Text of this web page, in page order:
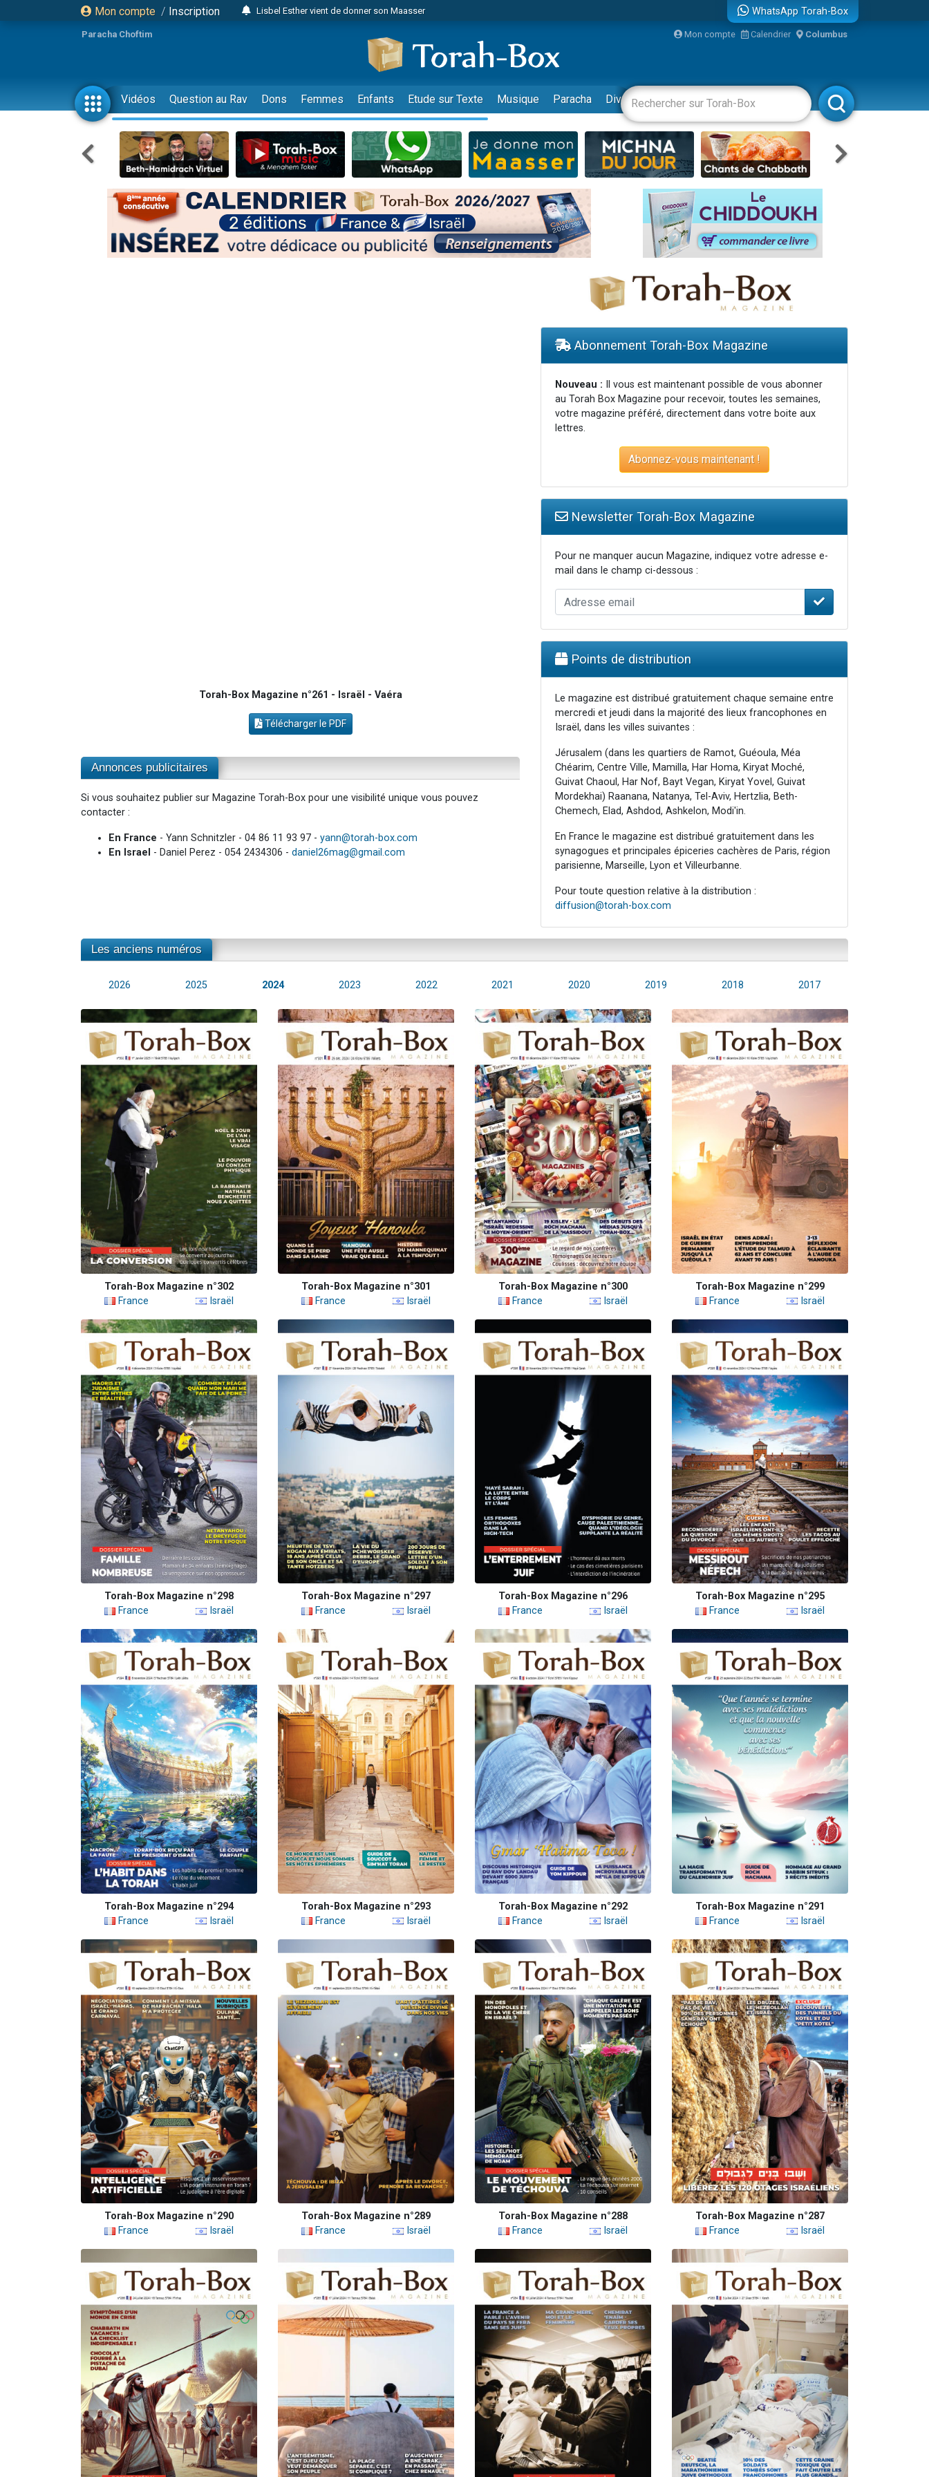
Mon compte / Inscription
Lisbel Esther vient de donner son Maasser
2 personnes viennent de faire un don pour Tsédaka : pauvres d'Israel
3 personnes viennent de nous rejoindre sur WhatsApp
11 personnes viennent de demander une bénédiction
3 personnes viennent de faire un don pour Diane, 80 ans, dans un appartement insalubre
Il reste 49 places pour étudier en groupe sur Zoom
2 personnes viennent de nous rejoindre sur WhatsApp
29 personnes viennent de demander une bénédiction
Il reste 49 places pour étudier en groupe sur Zoom
2 personnes viennent de nous rejoindre sur WhatsApp
6 personnes viennent de nous rejoindre sur WhatsApp
4 personnes viennent de faire un don pour Reloger Rivka, 6 enfants, victime de violences...
2 personnes viennent de faire un don pour 1 Journée de Vacances Pour les Enfants
WhatsApp Torah-Box
Paracha Choftim Mon compte Calendrier Columbus
Vidéos Question au Rav Dons Femmes Enfants Etude sur Texte Musique Paracha Divertissements Livres Rabbanim
Torah-Box Magazine n°261 - Israël - Vaéra
Télécharger le PDF
Annonces publicitaires
Si vous souhaitez publier sur Magazine Torah-Box pour une visibilité unique vous pouvez
contacter :
En France - Yann Schnitzler - 04 86 11 93 97 - yann@torah-box.com
En Israel - Daniel Perez - 054 2434306 - daniel26mag@gmail.com
Abonnement Torah-Box Magazine
Nouveau : Il vous est maintenant possible de vous abonner
au Torah Box Magazine pour recevoir, toutes les semaines,
votre magazine préféré, directement dans votre boite aux
lettres.
Abonnez-vous maintenant !
Newsletter Torah-Box Magazine
Pour ne manquer aucun Magazine, indiquez votre adresse e-
mail dans le champ ci-dessous :
Points de distribution
Le magazine est distribué gratuitement chaque semaine entre
mercredi et jeudi dans la majorité des lieux francophones en
Israël, dans les villes suivantes :
Jérusalem (dans les quartiers de Ramot, Guéoula, Méa
Chéarim, Centre Ville, Mamilla, Har Homa, Kiryat Moché,
Guivat Chaoul, Har Nof, Bayt Vegan, Kiryat Yovel, Guivat
Mordekhai) Raanana, Natanya, Tel-Aviv, Hertzlia, Beth-
Chemech, Elad, Ashdod, Ashkelon, Modi'in.
En France le magazine est distribué gratuitement dans les
synagogues et principales épiceries cachères de Paris, région
parisienne, Marseille, Lyon et Villeurbanne.
Pour toute question relative à la distribution :
diffusion@torah-box.com
Les anciens numéros
2026 2025 2024 2023 2022 2021 2020 2019 2018 2017
Torah-Box Magazine n°302
France
Israël
Torah-Box Magazine n°301
France
Israël
Torah-Box Magazine n°300
France
Israël
Torah-Box Magazine n°299
France
Israël
Torah-Box Magazine n°298
France
Israël
Torah-Box Magazine n°297
France
Israël
Torah-Box Magazine n°296
France
Israël
Torah-Box Magazine n°295
France
Israël
Torah-Box Magazine n°294
France
Israël
Torah-Box Magazine n°293
France
Israël
Torah-Box Magazine n°292
France
Israël
Torah-Box Magazine n°291
France
Israël
Torah-Box Magazine n°290
France
Israël
Torah-Box Magazine n°289
France
Israël
Torah-Box Magazine n°288
France
Israël
Torah-Box Magazine n°287
France
Israël